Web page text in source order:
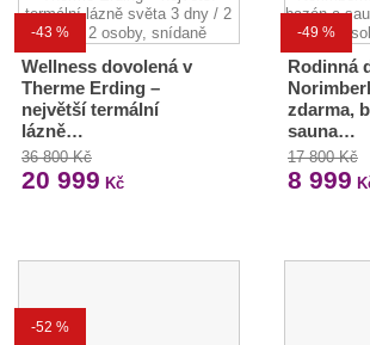
-43 %
Wellness dovolená v
Therme Erding –
největší termální
lázně…
36 800 Kč
20 999 Kč
-49 %
Rodinná
zdarma,
sauna…
17 800 Kč
8 999
-52 %